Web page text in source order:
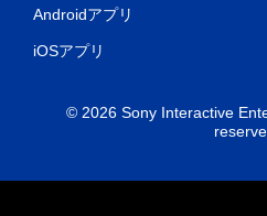
Androidアプリ
iOSアプリ
© 2026 Sony Interactive